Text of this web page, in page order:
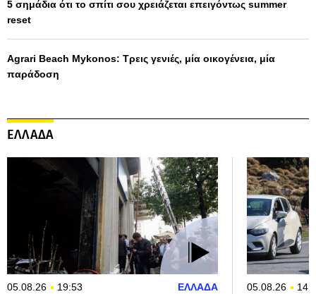
5 σημάδια ότι το σπίτι σου χρειάζεται επειγόντως summer
reset
Agrari Beach Mykonos: Τρεις γενιές, μία οικογένεια, μία
παράδοση
ΕΛΛΑΔΑ
05.08.26 19:53 ΕΛΛΑΔΑ 05.08.26